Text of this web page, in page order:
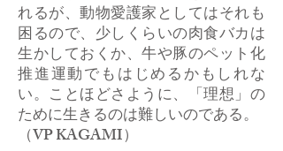
れるが、動物愛護家としてはそれも
困るので、少しくらいの肉食バカは
生かしておくか、牛や豚のペット化
推進運動でもはじめるかもしれな
い。ことほどさように、「理想」の
ために生きるのは難しいのである。
​（VP KAGAMI）